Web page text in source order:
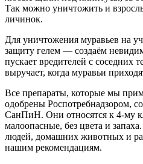
Так можно уничтожить и
личинок.
Для уничтожения муравьев на
защиту гелем — создаём
пускает вредителей с соседних
выручает, когда муравьи
Все препараты, которые мы
одобрены Роспотребнадзором,
СанПиН. Они относятся к 4-му
малоопасные, без цвета и
людей, домашних животных и
нашим рекомендациям.